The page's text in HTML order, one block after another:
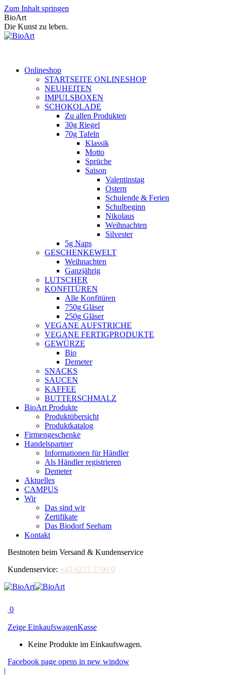
Zum Inhalt springen
BioArt
Die Kunst zu leben.
Onlineshop
STARTSEITE ONLINESHOP
NEUHEITEN
IMPULSBOXEN
SCHOKOLADE
Zu allen Produkten
30g Riegel
70g Tafeln
Klassik
Motto
Sprüche
Saison
Valentinstag
Ostern
Schulende & Ferien
Schulbeginn
Nikolaus
Weihnachten
Silvester
5g Naps
GESCHENKEWELT
Weihnachten
Ganzjährig
LUTSCHER
KONFITÜREN
Alle Konfitüren
750g Gläser
250g Gläser
VEGANE AUFSTRICHE
VEGANE FERTIGPRODUKTE
GEWÜRZE
Bio
Demeter
SNACKS
SAUCEN
KAFFEE
BUTTERSCHMALZ
BioArt Produkte
Produktübersicht
Produktkatalog
Firmengeschenke
Handelspartner
Informationen für Händler
Als Händler registrieren
Demeter
Aktuelles
CAMPUS
Wir
Das sind wir
Zertifikate
Das Biodorf Seeham
Kontakt
Bestnoten beim Versand & Kundenservice
Kundenservice: +43 6217 5700 0
0
Zeige EinkaufswagenKasse
Keine Produkte im Einkaufswagen.
Facebook page opens in new window
|